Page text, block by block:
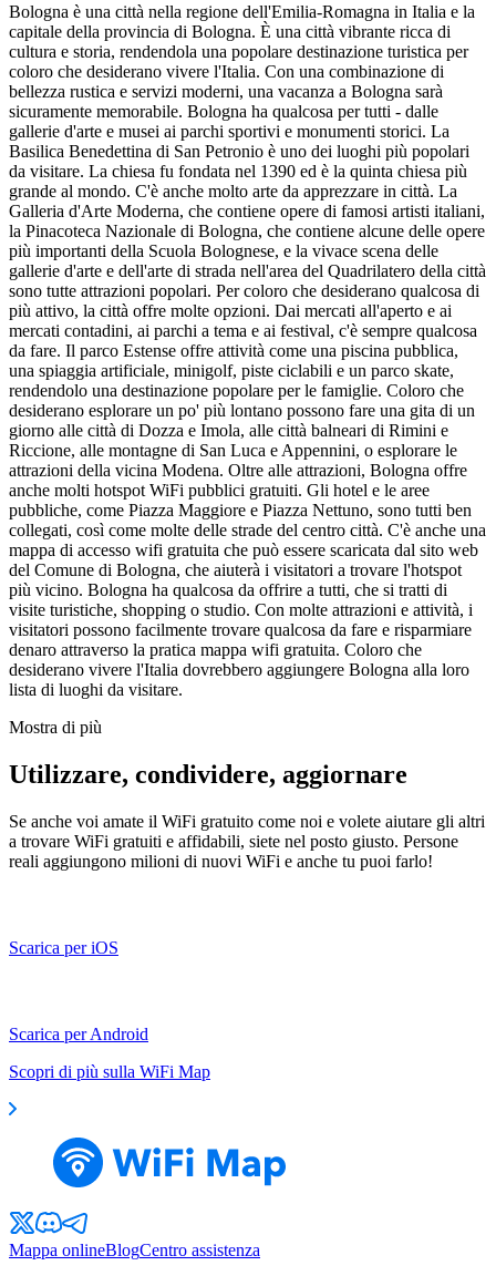
Bologna è una città nella regione dell'Emilia-Romagna in Italia e la
capitale della provincia di Bologna. È una città vibrante ricca di
cultura e storia, rendendola una popolare destinazione turistica per
coloro che desiderano vivere l'Italia. Con una combinazione di
bellezza rustica e servizi moderni, una vacanza a Bologna sarà
sicuramente memorabile. Bologna ha qualcosa per tutti - dalle
gallerie d'arte e musei ai parchi sportivi e monumenti storici. La
Basilica Benedettina di San Petronio è uno dei luoghi più popolari
da visitare. La chiesa fu fondata nel 1390 ed è la quinta chiesa più
grande al mondo. C'è anche molto arte da apprezzare in città. La
Galleria d'Arte Moderna, che contiene opere di famosi artisti italiani,
la Pinacoteca Nazionale di Bologna, che contiene alcune delle opere
più importanti della Scuola Bolognese, e la vivace scena delle
gallerie d'arte e dell'arte di strada nell'area del Quadrilatero della città
sono tutte attrazioni popolari. Per coloro che desiderano qualcosa di
più attivo, la città offre molte opzioni. Dai mercati all'aperto e ai
mercati contadini, ai parchi a tema e ai festival, c'è sempre qualcosa
da fare. Il parco Estense offre attività come una piscina pubblica,
una spiaggia artificiale, minigolf, piste ciclabili e un parco skate,
rendendolo una destinazione popolare per le famiglie. Coloro che
desiderano esplorare un po' più lontano possono fare una gita di un
giorno alle città di Dozza e Imola, alle città balneari di Rimini e
Riccione, alle montagne di San Luca e Appennini, o esplorare le
attrazioni della vicina Modena. Oltre alle attrazioni, Bologna offre
anche molti hotspot WiFi pubblici gratuiti. Gli hotel e le aree
pubbliche, come Piazza Maggiore e Piazza Nettuno, sono tutti ben
collegati, così come molte delle strade del centro città. C'è anche una
mappa di accesso wifi gratuita che può essere scaricata dal sito web
del Comune di Bologna, che aiuterà i visitatori a trovare l'hotspot
più vicino. Bologna ha qualcosa da offrire a tutti, che si tratti di
visite turistiche, shopping o studio. Con molte attrazioni e attività, i
visitatori possono facilmente trovare qualcosa da fare e risparmiare
denaro attraverso la pratica mappa wifi gratuita. Coloro che
desiderano vivere l'Italia dovrebbero aggiungere Bologna alla loro
lista di luoghi da visitare.
Mostra di più
Utilizzare, condividere, aggiornare
Se anche voi amate il WiFi gratuito come noi e volete aiutare gli altri
a trovare WiFi gratuiti e affidabili, siete nel posto giusto. Persone
reali aggiungono milioni di nuovi WiFi e anche tu puoi farlo!
Scarica per iOS
Scarica per Android
Scopri di più sulla WiFi Map
Mappa onlineBlogCentro assistenza